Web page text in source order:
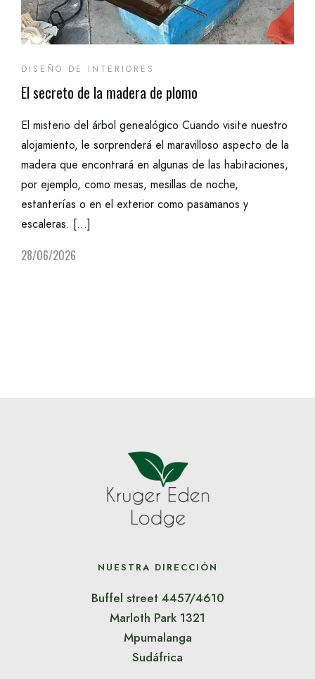
DISEÑO DE INTERIORES
El secreto de la madera de plomo
El misterio del árbol genealógico Cuando visite nuestro
alojamiento, le sorprenderá el maravilloso aspecto de la
madera que encontrará en algunas de las habitaciones,
por ejemplo, como mesas, mesillas de noche,
estanterías o en el exterior como pasamanos y
escaleras. […]
28/06/2026
NUESTRA DIRECCIÓN
Buffel street 4457/4610
Marloth Park 1321
Mpumalanga
Sudáfrica